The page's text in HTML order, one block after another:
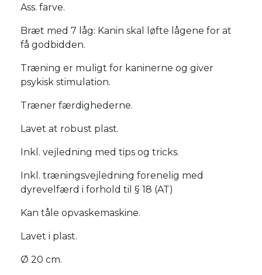
Ass. farve.
Bræt med 7 låg: Kanin skal løfte lågene for at
få godbidden.
Træning er muligt for kaninerne og giver
psykisk stimulation.
Træner færdighederne.
Lavet at robust plast.
Inkl. vejledning med tips og tricks.
Inkl. træningsvejledning forenelig med
dyrevelfærd i forhold til § 18 (AT)
Kan tåle opvaskemaskine.
Lavet i plast.
Ø 20 cm.